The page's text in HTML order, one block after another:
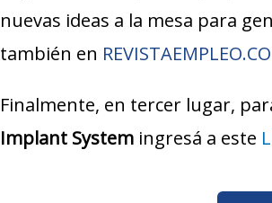
nuevas ideas a la mesa para
también en
Finalmente, en tercer lugar,
Implant Systemingresá a este